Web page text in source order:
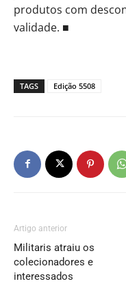
produtos com
validade. ■
TAGS Edição 5508
Artigo anterior
Militaris atraiu os
colecionadores e
interessados